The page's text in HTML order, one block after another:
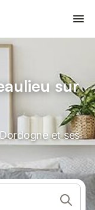
sur
et ses